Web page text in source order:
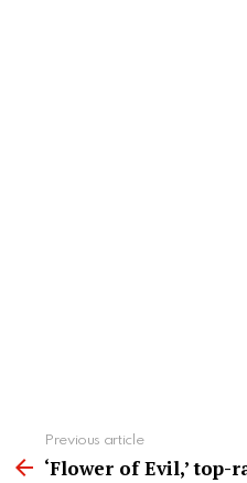
more
Previous article
‘Flower of Evil,’ top-